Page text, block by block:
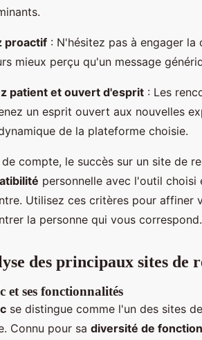
proactif : N'hésitez pas à engager la
mieux perçu qu'un message
patient et ouvert d'esprit : Les
un esprit ouvert aux nouvelles
de la plateforme choisie.
de compte, le succès sur un site de
personnelle avec l'outil
Utilisez ces critères pour affiner
la personne qui vous correspond.
des principaux sites de
et ses fonctionnalités
se distingue comme l'un des sites
Connu pour sa diversité de